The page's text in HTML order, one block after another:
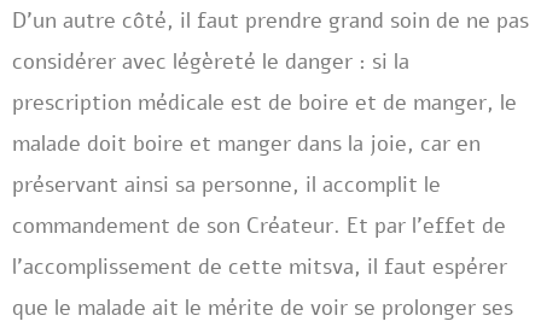
D’un autre côté, il faut prendre grand soin de ne pas
considérer avec légèreté le danger : si la
prescription médicale est de boire et de manger, le
malade doit boire et manger dans la joie, car en
préservant ainsi sa personne, il accomplit le
commandement de son Créateur. Et par l’effet de
l’accomplissement de cette mitsva, il faut espérer
que le malade ait le mérite de voir se prolonger ses